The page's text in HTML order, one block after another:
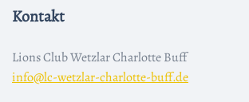
Kontakt
Lions Club Wetzlar Charlotte Buff
info@lc-wetzlar-charlotte-buff.de